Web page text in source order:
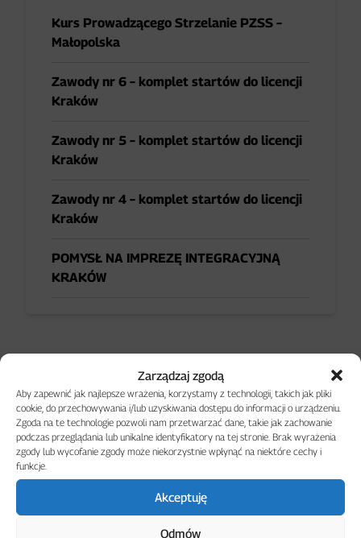
Zarządzaj zgodą
Aby zapewnić jak najlepsze wrażenia, korzystamy z technologii, takich jak pliki
cookie, do przechowywania i/lub uzyskiwania dostępu do informacji o urządzeniu.
Zgoda na te technologie pozwoli nam przetwarzać dane, takie jak zachowanie
podczas przeglądania lub unikalne identyfikatory na tej stronie. Brak wyrażenia
zgody lub wycofanie zgody może niekorzystnie wpłynąć na niektóre cechy i
funkcje.
Akceptuję
Odmów
Kurs Prowadzącego Strzelanie PZSS –
Małopolska
Zawody nr 6 – komplet startów do licencji
Kraków
Zawody nr 5 – komplet startów do licencji
Kraków
Zawody nr 4 – komplet startów do licencji
Kraków
POMYSŁ NA IMPREZĘ INTEGRACYJNĄ
KRAKÓW